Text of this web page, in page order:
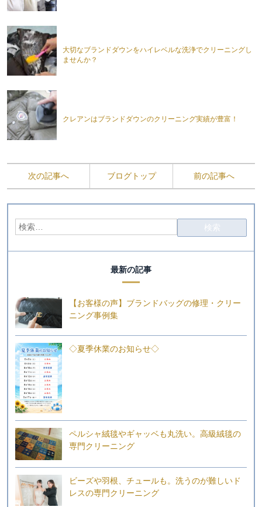
大切なブランドダウンをハイレベルな洗浄でクリーニングし
ませんか？
クレアンはブランドダウンのクリーニング実績が豊富！
次の記事へ ブログトップ 前の記事へ
最新の記事
【お客様の声】ブランドバッグの修理・クリー
ニング事例集
◇夏季休業のお知らせ◇
ペルシャ絨毯やギャッベも丸洗い。高級絨毯の
専門クリーニング
ビーズや羽根、チュールも。洗うのが難しいド
レスの専門クリーニング